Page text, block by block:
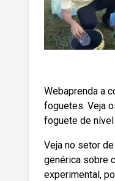
Webaprenda a
foguetes. Veja
foguete de
Veja no setor
genérica sobre
experimental,